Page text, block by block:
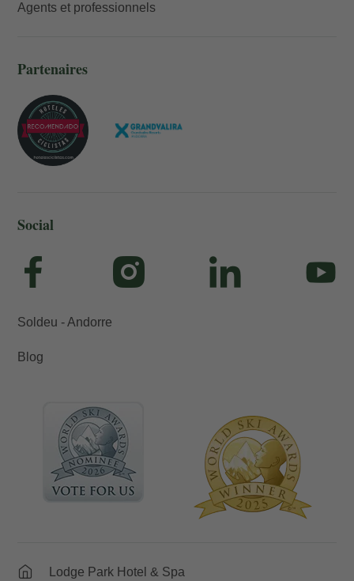
Agents et professionnels
Partenaires
Social
Soldeu - Andorre
Blog
Lodge Park Hotel & Spa